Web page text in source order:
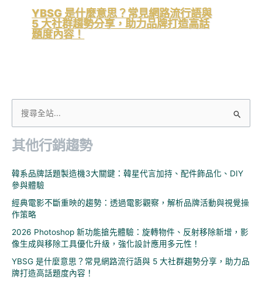
YBSG 是什麼意思？常見網路流行語與
5 大社群趨勢分享，助力品牌打造高話
題度內容！
關
字
其他行銷趨勢
韓系品牌話題製造機3大關鍵：韓星代言加持、配件飾品化、DIY
參與體驗
經典電影不斷重映的趨勢：透過電影觀察，解析品牌活動與視覺操
作策略
2026 Photoshop 新功能搶先體驗：旋轉物件、反射移除新增，影
像生成與移除工具優化升級，強化設計應用多元性！
YBSG 是什麼意思？常見網路流行語與 5 大社群趨勢分享，助力品
牌打造高話題度內容！